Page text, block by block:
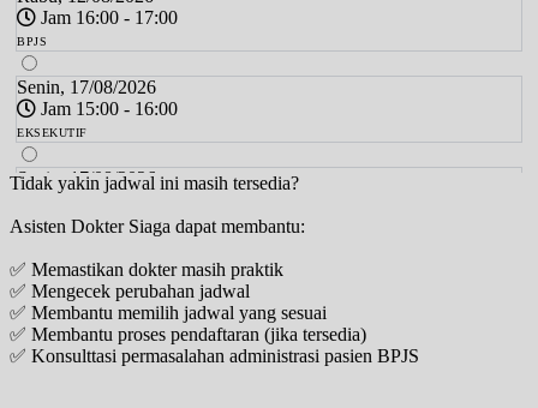
Jam 16:00 - 17:00
BPJS
Senin, 17/08/2026
Jam 15:00 - 16:00
EKSEKUTIF
Senin, 17/08/2026
Jam 16:00 - 17:00
BPJS
Rabu, 19/08/2026
Jam 15:00 - 16:00
EKSEKUTIF
Rabu, 19/08/2026
Tidak yakin jadwal ini masih tersedia?
Asisten Dokter Siaga dapat membantu:
✅ Memastikan dokter masih praktik
✅ Mengecek perubahan jadwal
✅ Membantu memilih jadwal yang sesuai
✅ Membantu proses pendaftaran (jika tersedia)
✅ Konsulttasi permasalahan administrasi pasien BPJS